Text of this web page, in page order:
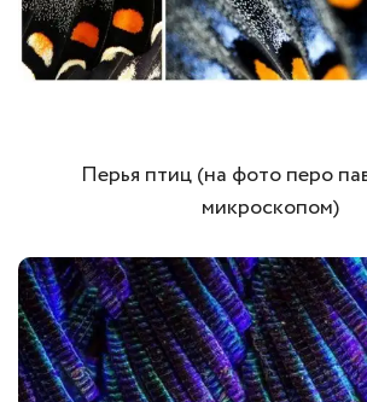
Перья птиц (на фото перо
микроскопом)